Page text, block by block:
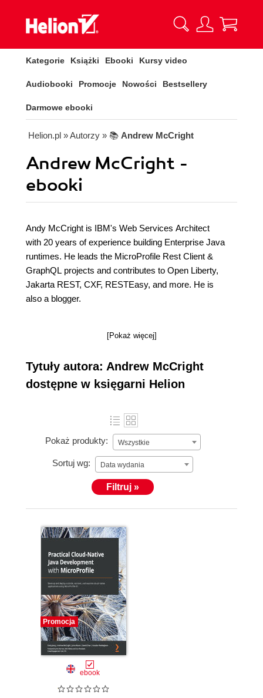
Kategorie Książki Ebooki Kursy video
Audiobooki Promocje Nowości Bestsellery
Darmowe ebooki
Helion.pl » Autorzy » 📚 Andrew McCright
Andrew McCright -
ebooki
Andy McCright is IBM's Web Services Architect
with 20 years of experience building Enterprise Java
runtimes. He leads the MicroProfile Rest Client &
GraphQL projects and contributes to Open Liberty,
Jakarta REST, CXF, RESTEasy, and more. He is
also a blogger.
[Pokaż więcej]
Tytuły autora: Andrew McCright
dostępne w księgarni Helion
Pokaż produkty: Wszystkie
Sortuj wg: Data wydania
Filtruj »
Promocja
ebook